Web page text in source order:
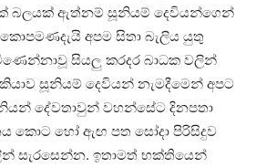
බලයක්‌ ඇත්නම් සූනියම් දෙවියන්ගෙන්
අපම සිතා බැලිය යුතු
සියලු කරදර බාධක වලින්
සූනියම් දෙවියන් නැමදීමෙන් අපට
දේවතාවුන් වහන්සේට දිනපතා
කොට හෝ ඇඟ පත සෝදා පිරිසිදුව
සැරසෙන්න. ඉතාමත් භක්‌තියෙන්